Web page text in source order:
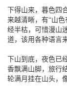
下得山来，暮色四
来越清晰，有“山
经半枯，可惜漫山
道，该用各种语言
下山到底，夜色已
香飘满山脚，旅行
轮满月挂在山头，